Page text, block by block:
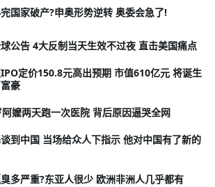
国家破产?申奥形势逆转 奥委会急了!
公告 4大反制当天生效不过夜 直击美国痛点
定价150.8元高出预期 市值610亿元 将诞生
豪
阿嬤两天跑一次医院 背后原因逼哭全网
到中国 当场给众人下指示 他对中国有了新的
多严重?东亚人很少 欧洲非洲人几乎都有